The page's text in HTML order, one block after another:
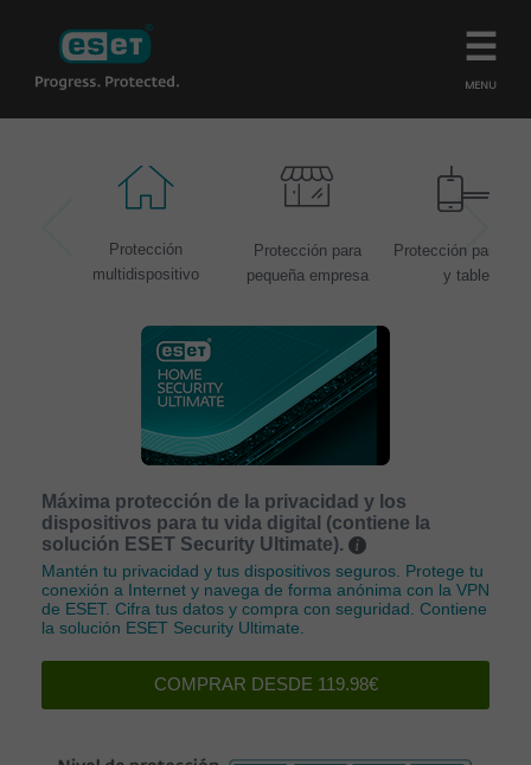
MENU
Protección
multidispositivo
Protección para
pequeña empresa
Protección para
y tablet
Máxima protección de la privacidad y los
dispositivos para tu vida digital (contiene la
solución ESET Security Ultimate).
Mantén tu privacidad y tus dispositivos seguros. Protege tu
conexión a Internet y navega de forma anónima con la VPN
de ESET. Cifra tus datos y compra con seguridad. Contiene
la solución ESET Security Ultimate.
COMPRAR DESDE 119.98€